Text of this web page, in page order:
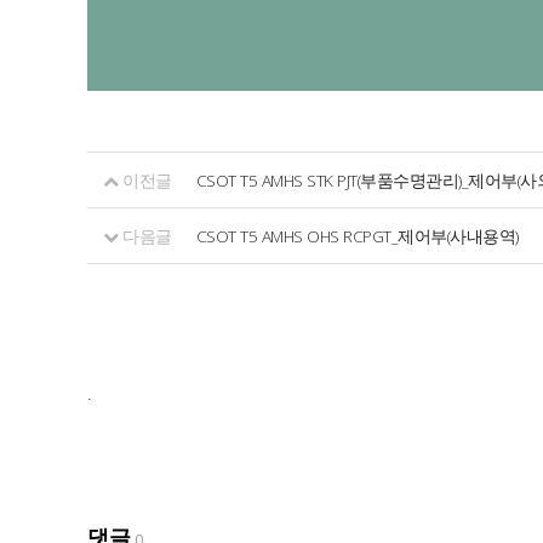
이전글 CSOT T5 AMHS STK PJT(부품수명관리)_제어부(
다음글 CSOT T5 AMHS OHS RCPGT_제어부(사내용역)
.
댓글